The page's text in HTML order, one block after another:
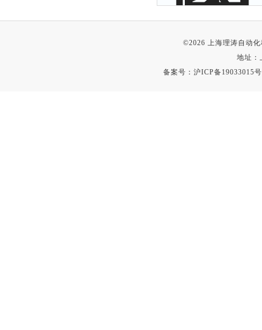
©2026 上海理涛自动
地址：
备案号： 沪ICP备19033015